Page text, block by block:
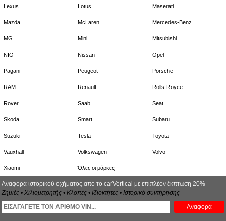
Lexus Lotus Maserati
Mazda McLaren Mercedes-Benz
MG Mini Mitsubishi
NIO Nissan Opel
Pagani Peugeot Porsche
RAM Renault Rolls-Royce
Rover Saab Seat
Skoda Smart Subaru
Suzuki Tesla Toyota
Vauxhall Volkswagen Volvo
Xiaomi Όλες οι μάρκες
Αναφορά ιστορικού οχήματος από το carVertical με επιπλέον έκπτωση 20%
Ζημιές • Χιλιομετρητής • Κλοπές • Ιδιοκτήτες • Ιστορικό συντήρησης
Αναφορά